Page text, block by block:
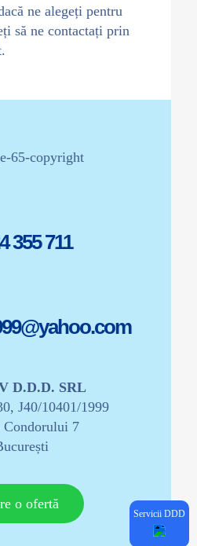
Servicii DDD
ne alegeți pentru
să ne contactați prin
355 711
D.D.D. SRL
J40/10401/1999
Condorului 7
o ofertă